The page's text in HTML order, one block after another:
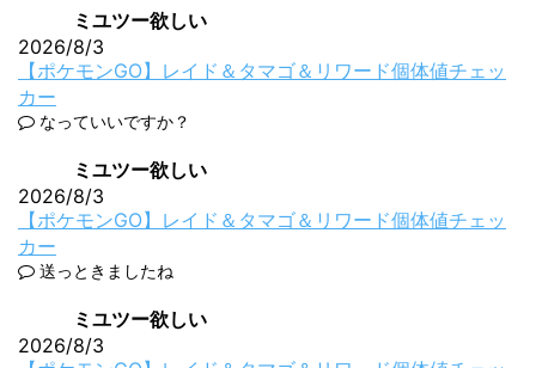
ミユツー欲しい
2026/8/3
【ポケモンGO】レイド＆タマゴ＆リワード個体値チェッ
カー
なっていいですか？
ミユツー欲しい
2026/8/3
【ポケモンGO】レイド＆タマゴ＆リワード個体値チェッ
カー
送っときましたね
ミユツー欲しい
2026/8/3